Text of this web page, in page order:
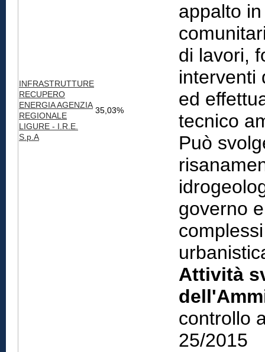
INFRASTRUTTURE
RECUPERO
ENERGIA AGENZIA
REGIONALE
LIGURE - I.R.E.
S.p.A
35,03%
appalto
di lavori,
interventi
ed
tecnico
Può
governo
Attività
controllo
25/2015